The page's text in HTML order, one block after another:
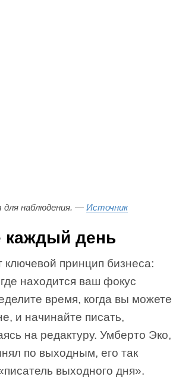
наблюдения. — Источник
каждый день
ключевой принцип бизнеса:
находится ваш фокус
время, когда вы можете
и начинайте писать,
на редактуру. Умберто Эко,
по выходным, его так
выходного дня».